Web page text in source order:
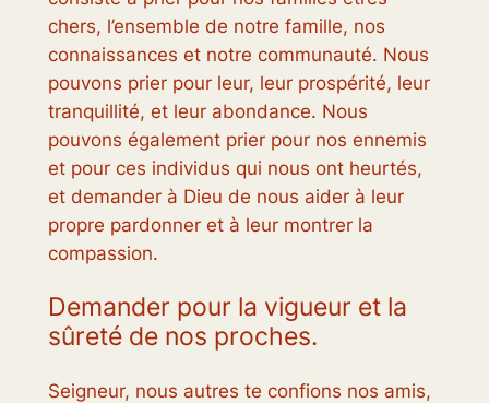
chers, l’ensemble de notre famille, nos
connaissances et notre communauté. Nous
pouvons prier pour leur, leur prospérité, leur
tranquillité, et leur abondance. Nous
pouvons également prier pour nos ennemis
et pour ces individus qui nous ont heurtés,
et demander à Dieu de nous aider à leur
propre pardonner et à leur montrer la
compassion.
Demander pour la vigueur et la
sûreté de nos proches.
Seigneur, nous autres te confions nos amis,